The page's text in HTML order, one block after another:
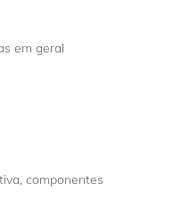
em geral
componentes